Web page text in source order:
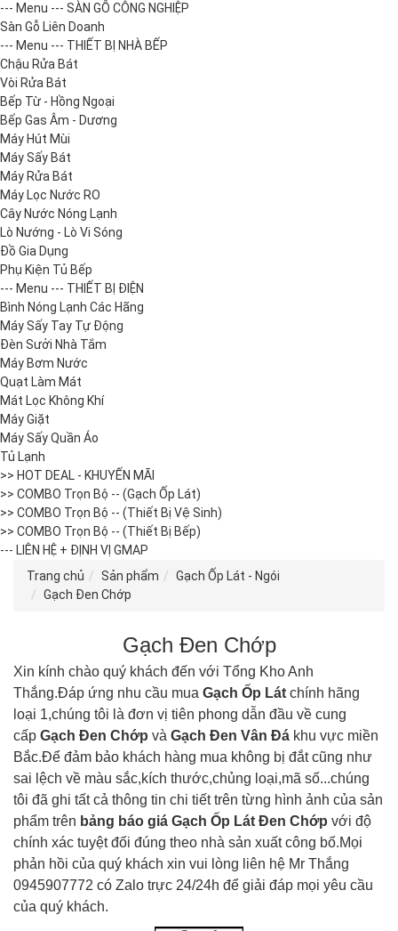
--- Menu --- SÀN GỖ CÔNG NGHIỆP
Sàn Gỗ Liên Doanh
--- Menu --- THIẾT BỊ NHÀ BẾP
Chậu Rửa Bát
Vòi Rửa Bát
Bếp Từ - Hồng Ngoại
Bếp Gas Âm - Dương
Máy Hút Mùi
Máy Sấy Bát
Máy Rửa Bát
Máy Lọc Nước RO
Cây Nước Nóng Lạnh
Lò Nướng - Lò Vi Sóng
Đồ Gia Dụng
Phụ Kiện Tủ Bếp
--- Menu --- THIẾT BỊ ĐIỆN
Bình Nóng Lạnh Các Hãng
Máy Sấy Tay Tự Động
Đèn Sưởi Nhà Tắm
Máy Bơm Nước
Quạt Làm Mát
Mát Lọc Không Khí
Máy Giặt
Máy Sấy Quần Áo
Tủ Lạnh
>> HOT DEAL - KHUYẾN MÃI
>> COMBO Trọn Bộ -- (Gạch Ốp Lát)
>> COMBO Trọn Bộ -- (Thiết Bị Vệ Sinh)
>> COMBO Trọn Bộ -- (Thiết Bị Bếp)
--- LIÊN HỆ + ĐỊNH VỊ GMAP
Trang chủ
Sản phẩm
Gạch Ốp Lát - Ngói
Gạch Đen Chớp
Gạch Đen Chớp
Xin kính chào quý khách đến với Tổng Kho Anh
Thắng.Đáp ứng nhu cầu mua Gạch Ốp Lát chính hãng
loại 1,chúng tôi là đơn vị tiên phong dẫn đầu về cung
cấp Gạch Đen Chớp và Gạch Đen Vân Đá khu vực miền
Bắc.Để đảm bảo khách hàng mua không bị đắt cũng như
sai lệch về màu sắc,kích thước,chủng loại,mã số...chúng
tôi đã ghi tất cả thông tin chi tiết trên từng hình ảnh của sản
phẩm trên bảng báo giá Gạch Ốp Lát Đen Chớp với độ
chính xác tuyệt đối đúng theo nhà sản xuất công bố.Mọi
phản hồi của quý khách xin vui lòng liên hệ Mr Thắng
0945907772 có Zalo trực 24/24h để giải đáp mọi yêu cầu
của quý khách.